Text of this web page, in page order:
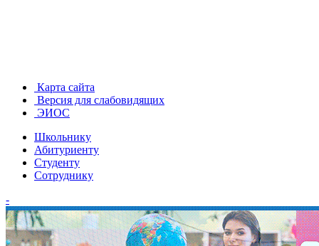
Карта сайта
Версия для слабовидящих
ЭИОС
Школьнику
Абитуриенту
Студенту
Сотруднику
-